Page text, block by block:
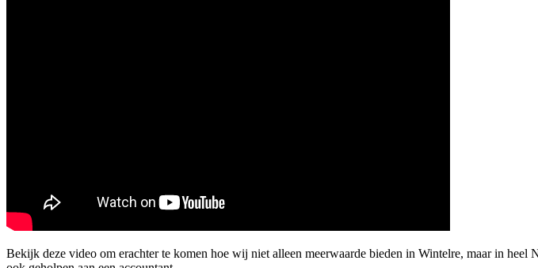
Bekijk deze video om erachter te komen hoe wij niet alleen meerwaarde bieden in Wintelre, maar in